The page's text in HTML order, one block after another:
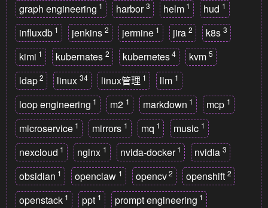
graph engineering 1 harbor 3 helm 1 hud 1
influxdb 1 jenkins 2 jermine 1 jira 2 k8s 3
kimi 1 kubernates 2 kubernetes 4 kvm 5
ldap 2 linux 34 linux管理 1 llm 1
loop engineering 1 m2 1 markdown 1 mcp 1
microservice 1 mirrors 1 mq 1 music 1
nexcloud 1 nginx 1 nvida-docker 1 nvidia 3
obsidian 1 openclaw 1 opencv 2 openshift 2
openstack 1 ppt 1 prompt engineering 1